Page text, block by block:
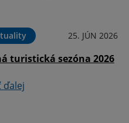
25. JÚN 2026
turistická sezóna 2026
ďalej